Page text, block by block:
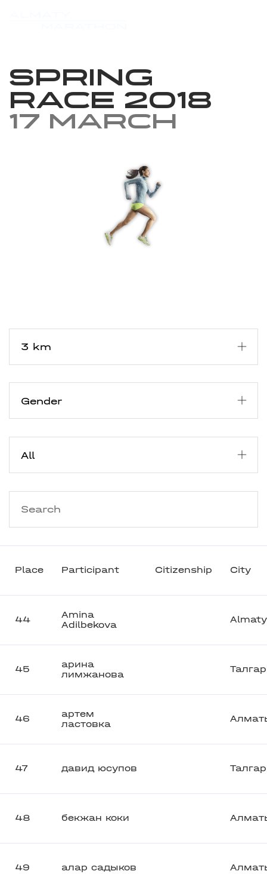
Spring
race 2018
17 March
Place Participant Citizenship City
44
Amina
Adilbekova
Almaty
45
арина
лимжанова
Талгар
46
артем
ластовка
47 давид юсупов Талгар
48 бекжан коки
49 алар садыков